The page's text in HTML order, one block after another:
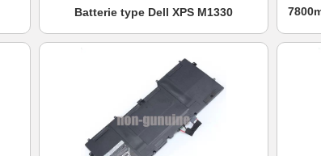
Batterie type Dell XPS M1330